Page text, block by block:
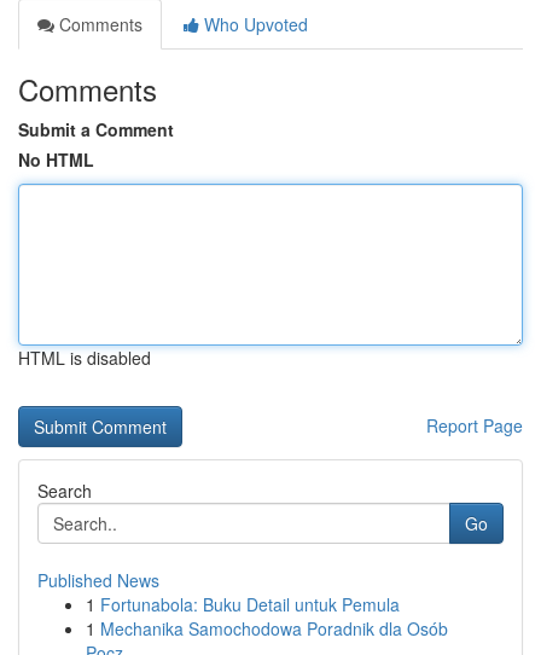
Comments
Who Upvoted
Comments
Submit a Comment
No HTML
HTML is disabled
Report Page
Search
Go
Published News
1 Fortunabola: Buku Detail untuk Pemula
1 Mechanika Samochodowa Poradnik dla Osób